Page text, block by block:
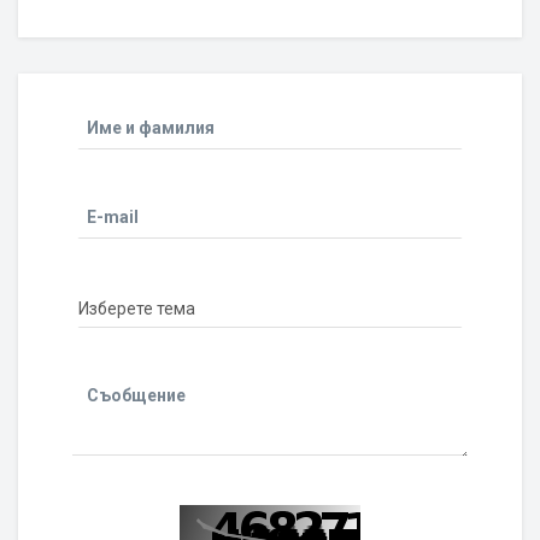
Име и фамилия
E-mail
Съобщение